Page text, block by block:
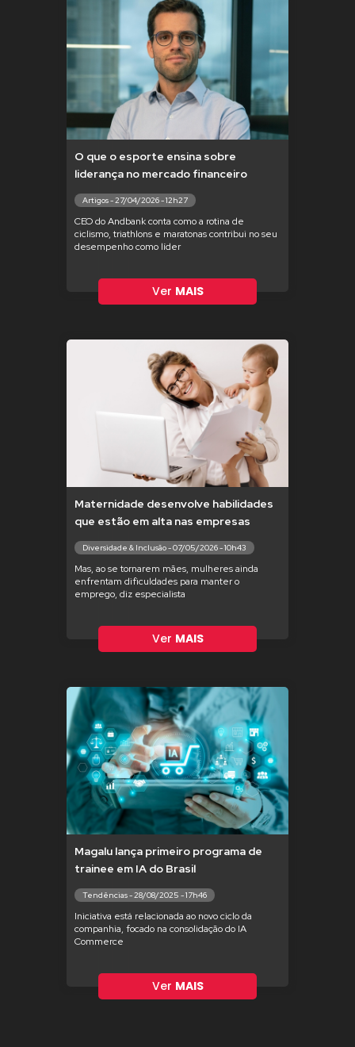
O que o esporte ensina sobre
liderança no mercado financeiro
Artigos - 27/04/2026 - 12h27
CEO do Andbank conta como a rotina de
ciclismo, triathlons e maratonas contribui no seu
desempenho como líder
Ver MAIS
Maternidade desenvolve habilidades
que estão em alta nas empresas
Diversidade & Inclusão - 07/05/2026 - 10h43
Mas, ao se tornarem mães, mulheres ainda
enfrentam dificuldades para manter o
emprego, diz especialista
Ver MAIS
Magalu lança primeiro programa de
trainee em IA do Brasil
Tendências - 28/08/2025 - 17h46
Iniciativa está relacionada ao novo ciclo da
companhia, focado na consolidação do IA
Commerce
Ver MAIS